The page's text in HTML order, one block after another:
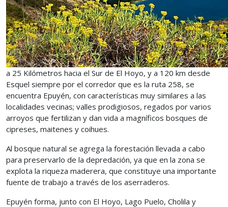
a 25 Kilómetros hacia el Sur de El Hoyo, y a 120 km desde
Esquel siempre por el corredor que es la ruta 258, se
encuentra Epuyén, con características muy similares a las
localidades vecinas; valles prodigiosos, regados por varios
arroyos que fertilizan y dan vida a magníficos bosques de
cipreses, maitenes y coihues.
Al bosque natural se agrega la forestación llevada a cabo
para preservarlo de la depredación, ya que en la zona se
explota la riqueza maderera, que constituye una importante
fuente de trabajo a través de los aserraderos.
Epuyén forma, junto con El Hoyo, Lago Puelo, Cholila y